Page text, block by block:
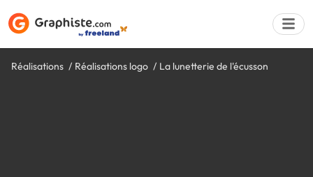
Réalisations Réalisations logo La lunetterie de l'écusson